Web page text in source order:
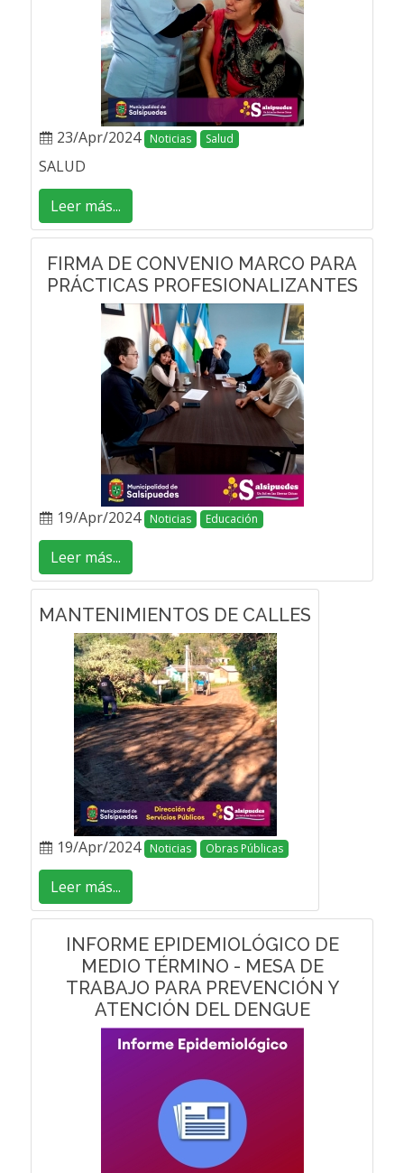
23/Apr/2024 Noticias Salud
SALUD
Leer más...
FIRMA DE CONVENIO MARCO PARA
PRÁCTICAS PROFESIONALIZANTES
19/Apr/2024 Noticias Educación
Leer más...
MANTENIMIENTOS DE CALLES
19/Apr/2024 Noticias Obras Públicas
Leer más...
INFORME EPIDEMIOLÓGICO DE
MEDIO TÉRMINO - MESA DE
TRABAJO PARA PREVENCIÓN Y
ATENCIÓN DEL DENGUE